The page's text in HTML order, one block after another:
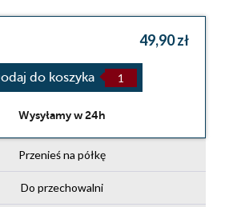
49,90 zł
do koszyka
Wysyłamy w 24h
Przenieś na półkę
Do przechowalni